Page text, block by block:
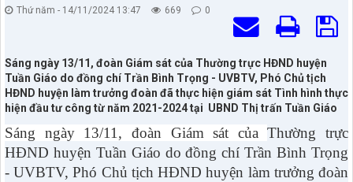
Thứ năm - 14/11/2024 13:47 669 0
Sáng ngày 13/11, đoàn Giám sát của Thường trực HĐND huyện
Tuần Giáo do đồng chí Trần Bình Trọng - UVBTV, Phó Chủ tịch
HĐND huyện làm trưởng đoàn đã thực hiện giám sát Tình hình thực
hiện đầu tư công từ năm 2021-2024 tại UBND Thị trấn Tuần Giáo
Sáng ngày 13/11, đoàn Giám sát củaThường trực
HĐND huyện Tuần Giáo do đồng chí Trần Bình Trọng
- UVBTV, Phó Chủ tịch HĐND huyện làm trưởng đoàn